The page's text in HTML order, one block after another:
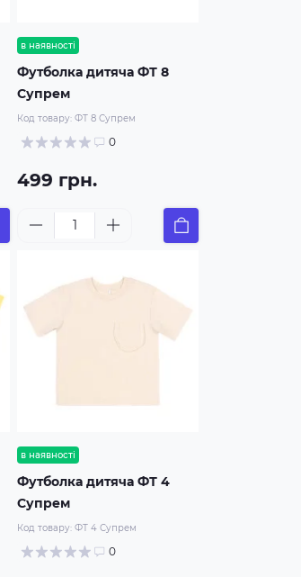
в наявності
Футболка дитяча ФТ 8
Супрем
Код товару:ФТ 8 Супрем
0
499 грн.
в наявності
Футболка дитяча ФТ 4
Супрем
Код товару:ФТ 4 Супрем
0